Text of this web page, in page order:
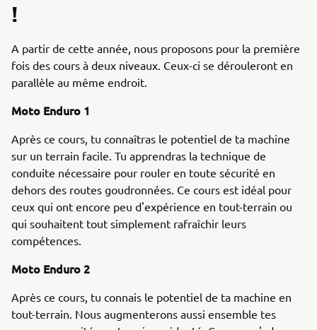
!
A partir de cette année, nous proposons pour la première
fois des cours à deux niveaux. Ceux-ci se dérouleront en
parallèle au même endroit.
Moto Enduro 1
Après ce cours, tu connaîtras le potentiel de ta machine
sur un terrain facile. Tu apprendras la technique de
conduite nécessaire pour rouler en toute sécurité en
dehors des routes goudronnées. Ce cours est idéal pour
ceux qui ont encore peu d'expérience en tout-terrain ou
qui souhaitent tout simplement rafraîchir leurs
compétences.
Moto Enduro 2
Après ce cours, tu connais le potentiel de ta machine en
tout-terrain. Nous augmenterons aussi ensemble tes